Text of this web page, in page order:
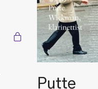
Putte